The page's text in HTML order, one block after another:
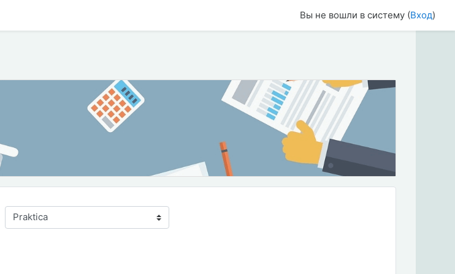
Вы не вошли в систему (Вход)